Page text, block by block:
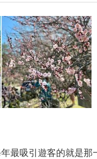
最吸引遊客的就是